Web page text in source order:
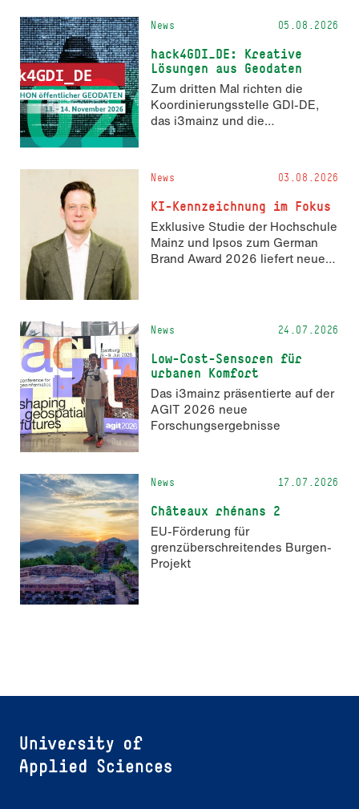
News 05.08.2026
hack4GDI_DE: Kreative
Lösungen aus Geodaten
Zum dritten Mal richten die
Koordinierungsstelle GDI-DE,
das i3mainz und die
und 14. November 2026 den
Hackathon hack4GDI_DE an der
Hochschule Mainz aus. Die
Anmeldung ist geöffnet und bis
zum 2. Oktober 2026 möglich.
News 03.08.2026
KI-Kennzeichnung im Fokus
Exklusive Studie der Hochschule
Mainz und Ipsos zum German
Brand Award 2026 liefert neue
News 24.07.2026
Low-Cost-Sensoren für
urbanen Komfort
Das i3mainz präsentierte auf der
AGIT 2026 neue
Forschungsergebnisse
News 17.07.2026
Châteaux rhénans 2
EU-Förderung für
grenzüberschreitendes Burgen-
Projekt